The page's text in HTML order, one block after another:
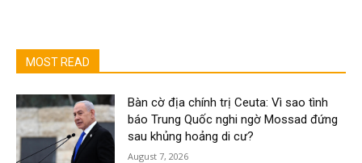
MOST READ
Bàn cờ địa chính trị Ceuta: Vì sao tình
báo Trung Quốc nghi ngờ Mossad đứng
sau khủng hoảng di cư?
August 7, 2026